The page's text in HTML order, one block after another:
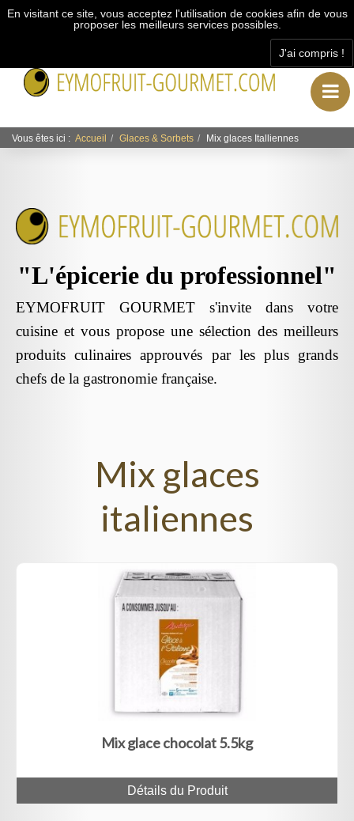
En visitant ce site, vous acceptez l'utilisation de cookies afin de vous
proposer les meilleurs services possibles.
J'ai compris !
Vous êtes ici : Accueil Glaces & Sorbets Mix glaces Italliennes
"L'épicerie du professionnel"
EYMOFRUIT GOURMET s'invite dans votre
cuisine et vous propose une sélection des meilleurs
produits culinaires approuvés par les plus grands
chefs de la gastronomie française.
Mix glaces
italiennes
Mix glace chocolat 5.5kg
Détails du Produit